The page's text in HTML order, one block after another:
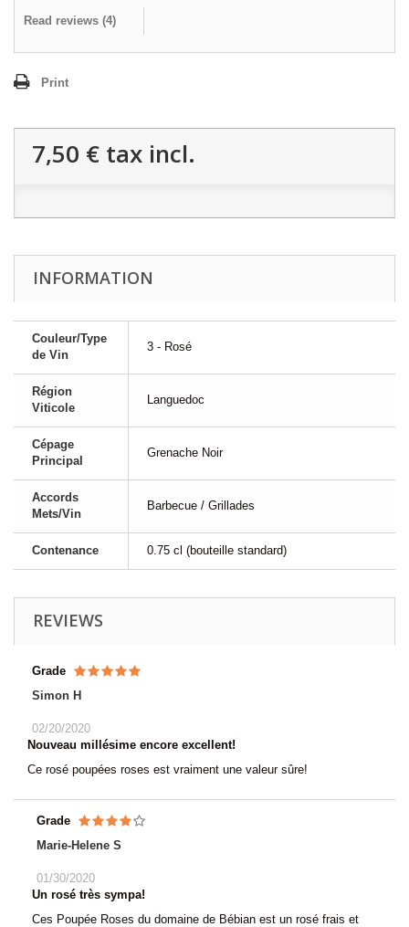
Read reviews (4)
Print
7,50 € tax incl.
INFORMATION
Couleur/Type
de Vin
3 - Rosé
Région
Viticole
Languedoc
Cépage
Principal
Grenache Noir
Accords
Mets/Vin
Barbecue / Grillades
Contenance 0.75 cl (bouteille standard)
REVIEWS
Grade
Simon H
02/20/2020
Nouveau millésime encore excellent!
Ce rosé poupées roses est vraiment une valeur sûre!
Grade
Marie-Helene S
01/30/2020
Un rosé très sympa!
Ces Poupée Roses du domaine de Bébian est un rosé frais et